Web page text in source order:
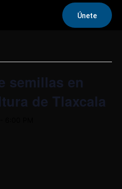
Únete
semillas en
de Tlaxcala